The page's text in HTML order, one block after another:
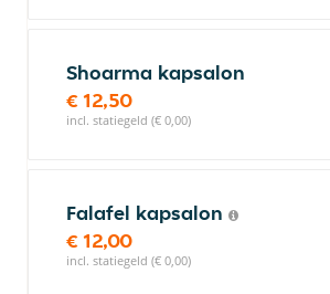
Shoarma kapsalon
€ 12,50
incl. statiegeld (€ 0,00)
Falafel kapsalon
€ 12,00
incl. statiegeld (€ 0,00)